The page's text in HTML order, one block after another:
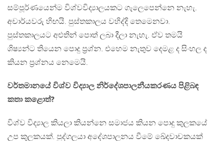
සම්පූර්ණයෙන්ම විශ්වවිද්‍යාලයකට ගැලෙපෙන්නෙ නැහැ.
අචාර්යවරු හිඟයි. පුස්තකාලය වහිද්දි තෙමෙනවා.
පුස්තකාලයට අළුතින් පොත් ලබා දීලා නැහැ. ඒව තමයි
ශිෂ්‍යන්ට තියෙන පොදු ප්‍රශ්න. එහෙම නැතුව දෙමළ ද සිංහල ද
කියන ප්‍රශ්නය නෙමෙයි.
වර්තමානයේ විශ්ව විද්‍යාල නිර්දේශපාලනීයකරණය පිළිබඳ
කතා කළොත්?
විශ්ව විද්‍යාල කියලා කියන්නෙ සමාජය කියන පොදු කුලකයේ
උප කුලකයක්. පුද්ගලයා අදේශපාලනය වීමේ ඛේදවාචකයක්